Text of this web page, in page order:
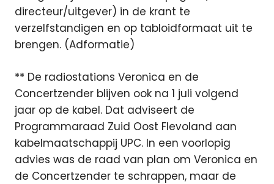
directeur/uitgever) in de krant te
verzelfstandigen en op tabloidformaat uit te
brengen. (Adformatie)
** De radiostations Veronica en de
Concertzender blijven ook na 1 juli volgend
jaar op de kabel. Dat adviseert de
Programmaraad Zuid Oost Flevoland aan
kabelmaatschappij UPC. In een voorlopig
advies was de raad van plan om Veronica en
de Concertzender te schrappen, maar de